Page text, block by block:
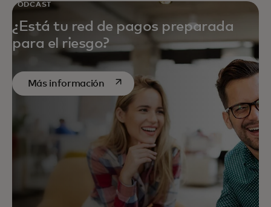
PODCAST
¿Está tu red de pagos preparada
para el riesgo?
Más información se abre en una pestaña nueva